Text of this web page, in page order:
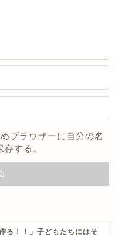
ブラウザーに自分の名
する。
る！！」子どもたちにはそ